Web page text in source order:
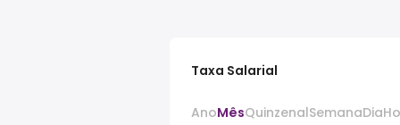
Taxa Salarial
AnoMêsQuinzenalSemanaDia